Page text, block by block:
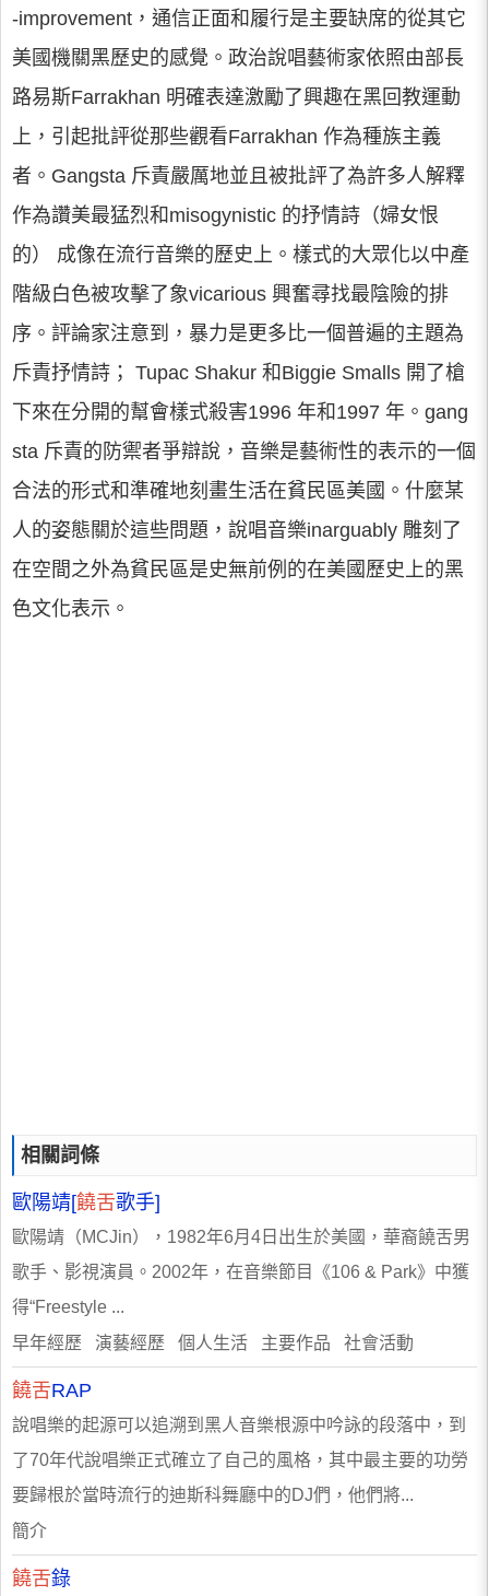
-improvement，通信正面和履行是主要缺席的從其它
美國機關黑歷史的感覺。政治說唱藝術家依照由部長
路易斯Farrakhan 明確表達激勵了興趣在黑回教運動
上，引起批評從那些觀看Farrakhan 作為種族主義
者。Gangsta 斥責嚴厲地並且被批評了為許多人解釋
作為讚美最猛烈和misogynistic 的抒情詩（婦女恨
的） 成像在流行音樂的歷史上。樣式的大眾化以中產
階級白色被攻擊了象vicarious 興奮尋找最陰險的排
序。評論家注意到，暴力是更多比一個普遍的主題為
斥責抒情詩； Tupac Shakur 和Biggie Smalls 開了槍
下來在分開的幫會樣式殺害1996 年和1997 年。gang
sta 斥責的防禦者爭辯說，音樂是藝術性的表示的一個
合法的形式和準確地刻畫生活在貧民區美國。什麼某
人的姿態關於這些問題，說唱音樂inarguably 雕刻了
在空間之外為貧民區是史無前例的在美國歷史上的黑
色文化表示。
相關詞條
歐陽靖[饒舌歌手]
歐陽靖（MCJin），1982年6月4日出生於美國，華裔饒舌男
歌手、影視演員。2002年，在音樂節目《106 & Park》中獲
得“Freestyle ...
早年經歷 演藝經歷 個人生活 主要作品 社會活動
饒舌RAP
說唱樂的起源可以追溯到黑人音樂根源中吟詠的段落中，到
了70年代說唱樂正式確立了自己的風格，其中最主要的功勞
要歸根於當時流行的迪斯科舞廳中的DJ們，他們將...
簡介
饒舌錄